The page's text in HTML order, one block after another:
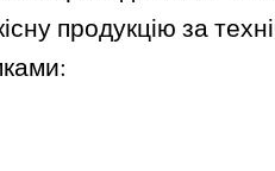
продукцію за